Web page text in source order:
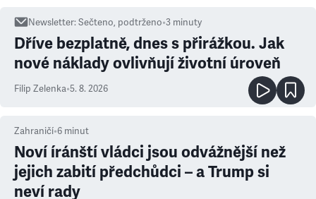
Newsletter:Sečteno, podtrženo•3 minuty
Dříve bezplatně, dnes s přirážkou. Jak
nové náklady ovlivňují životní úroveň
Filip Zelenka•5. 8. 2026
Zahraničí•6 minut
Noví íránští vládci jsou odvážnější než
jejich zabití předchůdci – a Trump si
neví rady